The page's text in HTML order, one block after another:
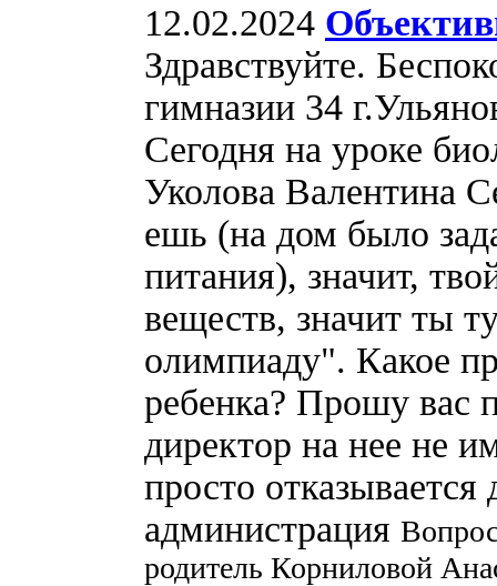
12.02.2024
Здравствуйте.
гимназии 34
Сегодня на уроке
Уколова Валентина
ешь (на дом было
питания), значит,
веществ, значит ты
олимпиаду". Какое
ребенка? Прошу вас
директор на нее не
просто отказывается
администрация
родитель Корниловой